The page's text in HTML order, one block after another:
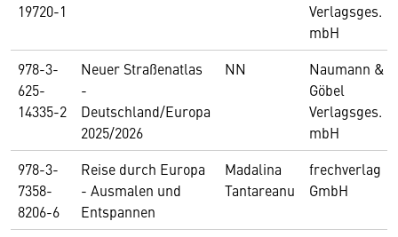
19720-1
Verlagsges.
mbH
978-3-
625-
14335-2
Neuer Straßenatlas
-
Deutschland/Europa
2025/2026
NN
Naumann &
Göbel
Verlagsges.
mbH
978-3-
7358-
8206-6
Reise durch Europa
- Ausmalen und
Entspannen
Madalina
Tantareanu
frechverlag
GmbH